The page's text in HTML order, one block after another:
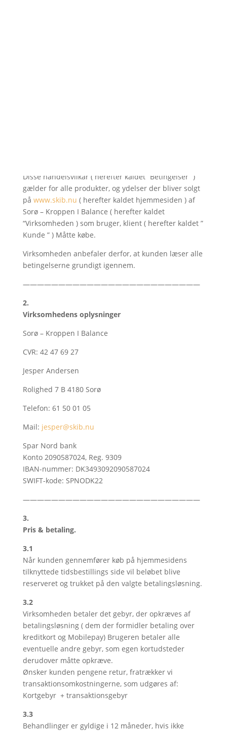
Disse handelsvilkår ( herefter kaldet “Betingelser” )
gælder for alle produkter, og ydelser der bliver solgt
på www.skib.nu ( herefter kaldet hjemmesiden ) af
Sorø – Kroppen I Balance ( herefter kaldet
“Virksomheden ) som bruger, klient ( herefter kaldet ”
Kunde ” ) Måtte købe.
Virksomheden anbefaler derfor, at kunden læser alle
betingelserne grundigt igennem.
—————————————————————————
2.
Virksomhedens oplysninger
Sorø – Kroppen I Balance
CVR: 42 47 69 27
Jesper Andersen
Rolighed 7 B 4180 Sorø
Telefon: 61 50 01 05
Mail: jesper@skib.nu
Spar Nord bank
Konto 2090587024, Reg. 9309
IBAN-nummer: DK3493092090587024
SWIFT-kode: SPNODK22
—————————————————————————
3.
Pris & betaling.
3.1
Når kunden gennemfører køb på hjemmesidens
tilknyttede tidsbestillings side vil beløbet blive
reserveret og trukket på den valgte betalingsløsning.
3.2
Virksomheden betaler det gebyr, der opkræves af
betalingsløsning ( dem der formidler betaling over
kreditkort og Mobilepay) Brugeren betaler alle
eventuelle andre gebyr, som egen kortudsteder
derudover måtte opkræve.
Ønsker kunden pengene retur, fratrækker vi
transaktionsomkostningerne, som udgøres af:
Kortgebyr + transaktionsgebyr
3.3
Behandlinger er gyldige i 12 måneder, hvis ikke